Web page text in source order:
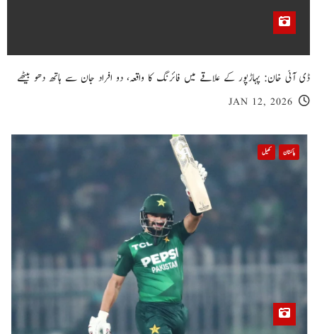
ڈی آئی خان: پہاڑپور کے علاقے میں فائرنگ کا واقعہ، دو افراد جان سے ہاتھ دھو بیٹھے
JAN 12, 2026
پاکستان کھیل